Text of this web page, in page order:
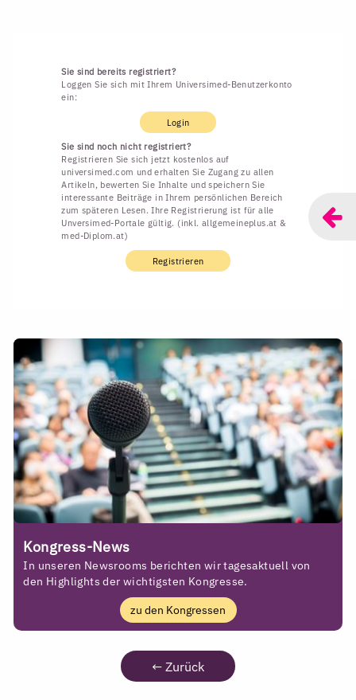
Sie sind bereits registriert?
Loggen Sie sich mit Ihrem Universimed-Benutzerkonto
ein:
Login
Sie sind noch nicht registriert?
Registrieren Sie sich jetzt kostenlos auf
universimed.com und erhalten Sie Zugang zu allen
Artikeln, bewerten Sie Inhalte und speichern Sie
interessante Beiträge in Ihrem persönlichen Bereich
zum späteren Lesen. Ihre Registrierung ist für alle
Unversimed-Portale gültig. (inkl. allgemeineplus.at &
med-Diplom.at)
Registrieren
Kongress-News
In unseren Newsrooms berichten wir tagesaktuell von
den Highlights der wichtigsten Kongresse.
zu den Kongressen
← Zurück